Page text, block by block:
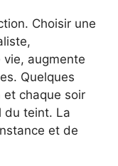
Choisir une
augmente
Quelques
chaque soir
du teint. La
et de